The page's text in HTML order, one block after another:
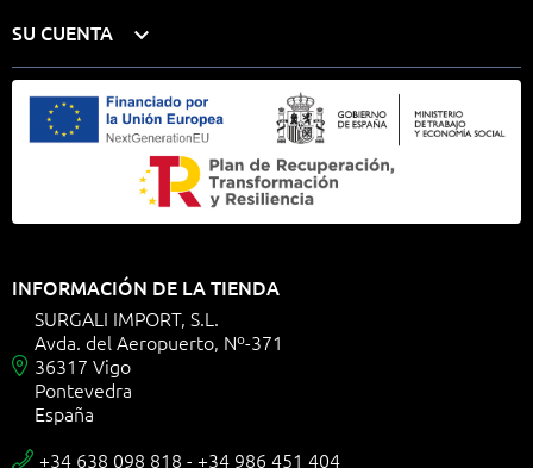
SU CUENTA 
INFORMACIÓN DE LA TIENDA

SURGALI IMPORT, S.L.
Avda. del Aeropuerto, Nº-371
36317 Vigo
Pontevedra
España
 +34 638 098 818 - +34 986 451 404